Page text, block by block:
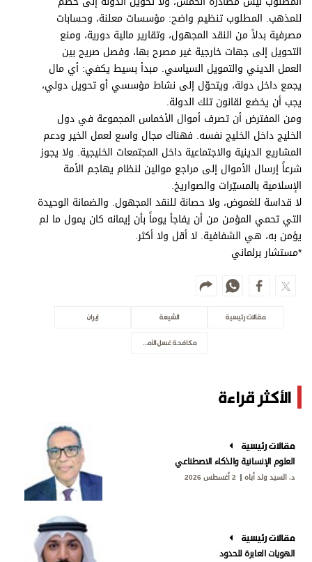
للمذهب. المطلوب تنظيم واضح: مؤسسات معلنة، وحسابات
مصرفية بدلاً من النقد المجهول، وتقارير مالية دورية، ومنع
التحويل إلى جهات خارجية غير مصرح بها، وفصل صريح بين
العمل الديني والتمويل السياسي. مبدأ بسيط يكفي: أي مال
يجمع داخل دولة، ويتحوّل إلى نشاط مؤسسي أو تحويل دولي،
يجب أن يخضع لقانون تلك الدولة.
ومن المفترض أن تصرف أموال الأخماس المجموعة في دول
الخليج داخل الخليج نفسه. فهناك مجال واسع لعمل الخير ودعم
المشاريع الدينية والاجتماعية داخل المجتمعات الخليجية. ولا يجوز
شرعاً إرسال الأموال إلى مراجع موالين لنظام يهاجم الأمة
الإسلامية بالمسيّرات والصواريخ.
لا قداسة للغموض، ولا حصانة للنقد المجهول. والضمانة الوحيدة
التي تحمي المؤمن من أن يفاجأ يوماً بأن إيمانه كان يمول ما لم
يؤمن به، هي الشفافية. لا أقل ولا أكثر.
*مستشار برلماني
مقالات رئيسية الشيعة إيران
مكافحة غسل الأموال
الأكثر قراءة
مقالات رئيسية
العلوم الإنسانية والذكاء الاصطناعي
د. السيد ولد أباه 2 أغسطس 2026
مقالات رئيسية
الهويات العابرة للحدود